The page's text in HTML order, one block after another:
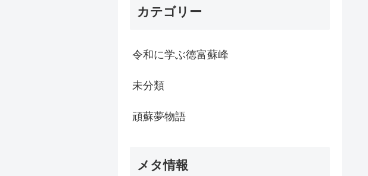
カテゴリー
令和に学ぶ徳富蘇峰
未分類
頑蘇夢物語
メタ情報